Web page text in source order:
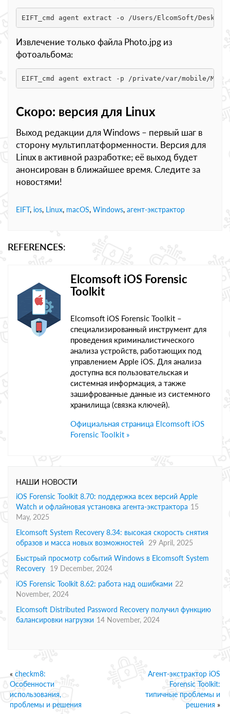
EIFT_cmd agent extract -o /Users/ElcomSoft/
Извлечение только файла Photo.jpg из
фотоальбома:
EIFT_cmd agent extract -p /private/var/mobile/
Скоро: версия для Linux
Выход редакции для Windows – первый шаг в
сторону мультиплатформенности. Версия для
Linux в активной разработке; её выход будет
анонсирован в ближайшее время. Следите за
новостями!
EIFT, ios, Linux, macOS, Windows, агент-экстрактор
REFERENCES:
Elcomsoft iOS Forensic
Toolkit
Elcomsoft iOS Forensic Toolkit –
специализированный инструмент для
проведения криминалистического
анализа устройств, работающих под
управлением Apple iOS. Для анализа
доступна вся пользовательская и
системная информация, а также
зашифрованные данные из системного
хранилища (связка ключей).
Официальная страница Elcomsoft iOS
Forensic Toolkit »
НАШИ НОВОСТИ
iOS Forensic Toolkit 8.70: поддержка всех версий Apple
Watch и офлайновая установка агента-экстрактора 15
May, 2025
Elcomsoft System Recovery 8.34: высокая скорость снятия
образов и масса новых возможностей
29 April, 2025
Быстрый просмотр событий Windows в Elcomsoft System
Recovery 19 December, 2024
iOS Forensic Toolkit 8.62: работа над ошибками 22
November, 2024
Elcomsoft Distributed Password Recovery получил функцию
балансировки нагрузки 14 November, 2024
« checkm8:
Особенности
использования,
проблемы и решения
Агент-экстрактор iOS
Forensic Toolkit:
типичные проблемы и
решения »